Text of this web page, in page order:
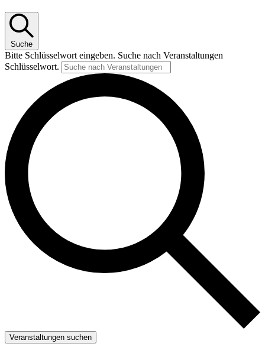
Suche
Bitte Schlüsselwort eingeben. Suche nach Veranstaltungen
Schlüsselwort.
Veranstaltungen suchen